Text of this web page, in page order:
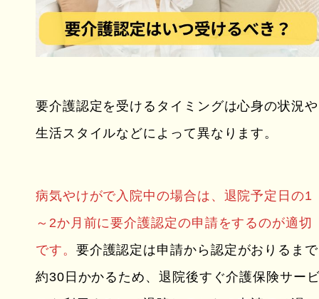
要介護認定を受けるタイミングは心身の状況や
生活スタイルなどによって異なります。
病気やけがで入院中の場合は、退院予定日の1
～2か月前に要介護認定の申請をするのが適切
です。 要介護認定は申請から認定がおりるまで
約30日かかるため、退院後すぐ介護保険サー